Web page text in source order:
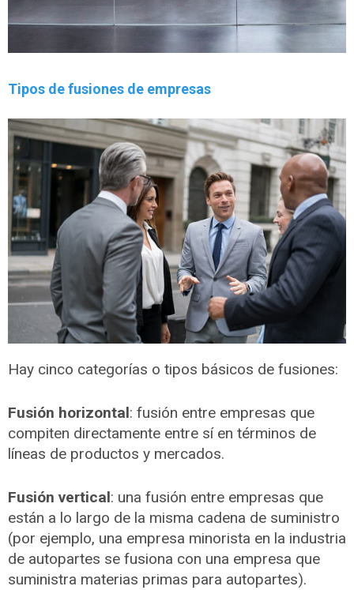
Tipos de fusiones de empresas
Hay cinco categorías o tipos básicos de fusiones:
Fusión horizontal: fusión entre empresas que
compiten directamente entre sí en términos de
líneas de productos y mercados.
Fusión vertical: una fusión entre empresas que
están a lo largo de la misma cadena de suministro
(por ejemplo, una empresa minorista en la industria
de autopartes se fusiona con una empresa que
suministra materias primas para autopartes).